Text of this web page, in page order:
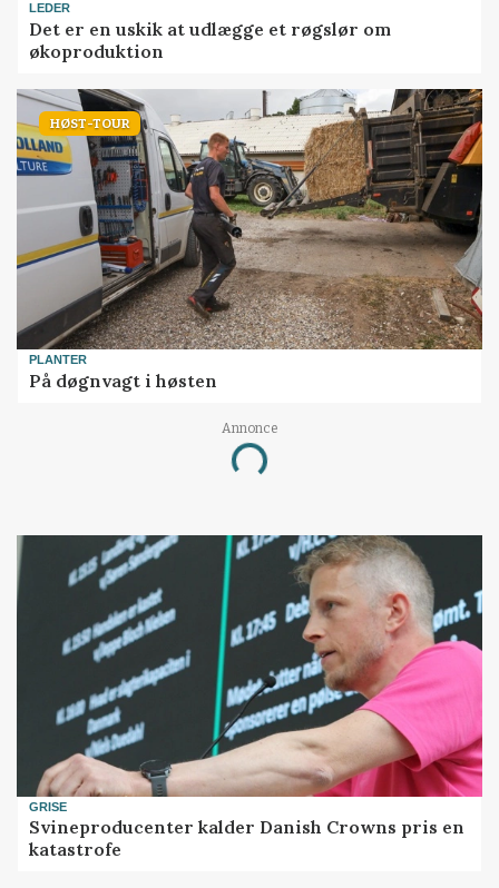
LEDER
Det er en uskik at udlægge et røgslør om
økoproduktion
HØST-TOUR
PLANTER
På døgnvagt i høsten
Annonce
Loading...
GRISE
Svineproducenter kalder Danish Crowns pris en
katastrofe